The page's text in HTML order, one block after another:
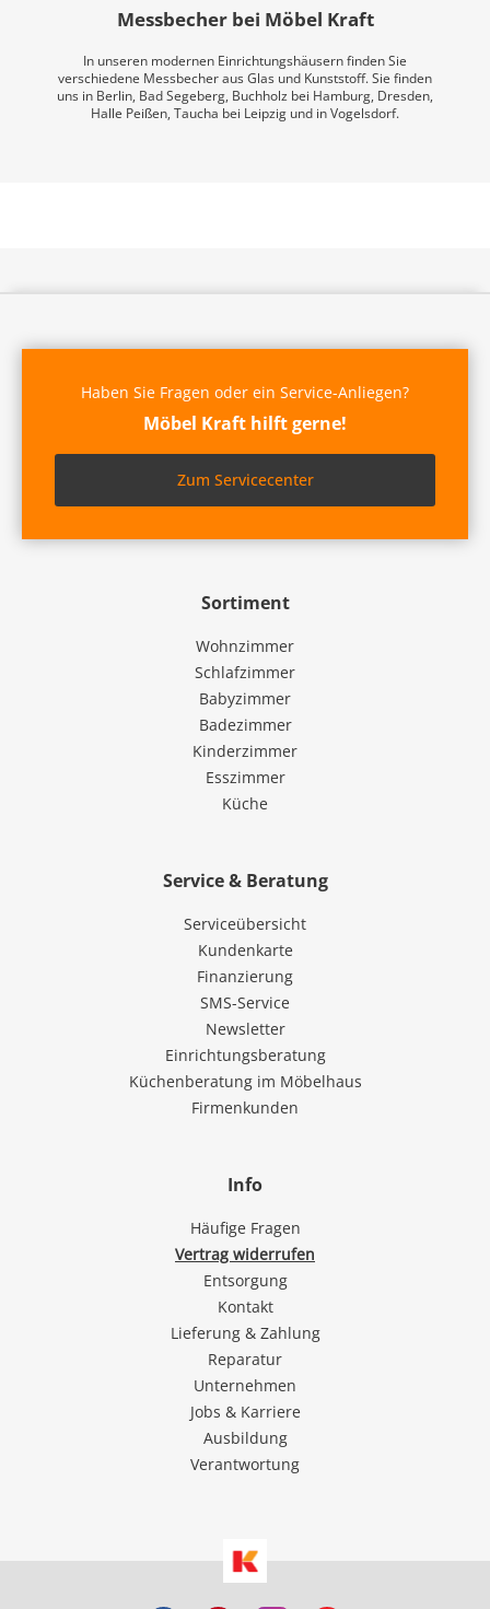
Messbecher bei Möbel Kraft
In unseren modernen Einrichtungshäusern finden Sie
verschiedene Messbecher aus Glas und Kunststoff. Sie finden
uns in Berlin, Bad Segeberg, Buchholz bei Hamburg, Dresden,
Halle Peißen, Taucha bei Leipzig und in Vogelsdorf.
Sortiment
Wohnzimmer
Schlafzimmer
Babyzimmer
Badezimmer
Kinderzimmer
Esszimmer
Küche
Service & Beratung
Serviceübersicht
Kundenkarte
Finanzierung
SMS-Service
Newsletter
Einrichtungsberatung
Küchenberatung im Möbelhaus
Firmenkunden
Info
Häufige Fragen
Vertrag widerrufen
Entsorgung
Kontakt
Lieferung & Zahlung
Reparatur
Unternehmen
Jobs & Karriere
Ausbildung
Verantwortung
Haben Sie Fragen oder ein Service-Anliegen?
Möbel Kraft hilft gerne!
Zum Servicecenter